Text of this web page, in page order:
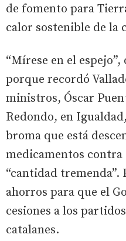
de fomento para
calor sostenible de la
“Mírese en el
porque recordó
ministros, Óscar
Redondo, en
broma que está
medicamentos
“cantidad
ahorros para que el
cesiones a los
catalanes.